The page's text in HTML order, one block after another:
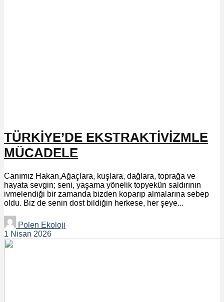
TÜRKİYE’DE EKSTRAKTİVİZMLE
MÜCADELE
Canımız Hakan,Ağaçlara, kuşlara, dağlara, toprağa ve
hayata sevgin; seni, yaşama yönelik topyekün saldırının
ivmelendiği bir zamanda bizden koparıp almalarına sebep
oldu. Biz de senin dost bildiğin herkese, her şeye...
Polen Ekoloji
1 Nisan 2026